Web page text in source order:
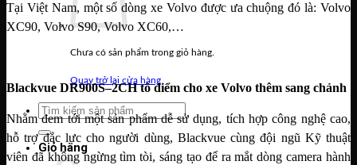
Chưa có sản phẩm trong giỏ hàng.
Quay trở lại cửa hàng
Tìm
kiếm:
Giỏ hàng
Tại Việt Nam, một số dòng xe Volvo được ưa chuộng đó là: Volvo
XC90, Volvo S90, Volvo XC60,…
Blackvue DR900S–2CH tô điểm cho xe Volvo thêm sang chảnh
Nhằm đem tới một sản phẩm dễ sử dụng, tích hợp công nghệ cao,
hỗ trợ đắc lực cho người dùng, Blackvue cùng đội ngũ Kỹ thuật
viên đã không ngừng tìm tòi, sáng tạo để ra mắt dòng camera hành